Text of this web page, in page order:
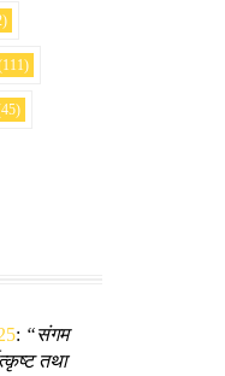
: “संगम
तथा